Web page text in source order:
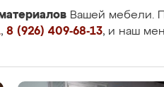
Вашей мебели.
, 8 (926) 409-68-13, и наш